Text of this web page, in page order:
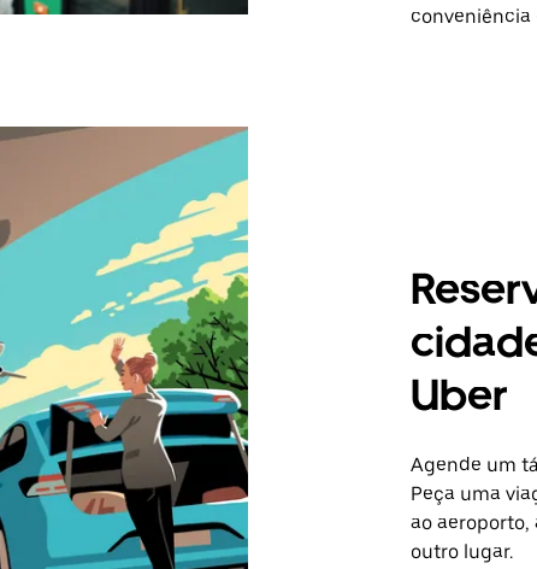
Uber
Agende um
Peça uma
ao
outro lugar.